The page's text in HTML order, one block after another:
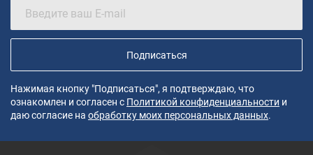
Подписаться
Нажимая кнопку "Подписаться", я подтверждаю, что
ознакомлен и согласен с Политикой конфиденциальности и
даю согласие на обработку моих персональных данных.